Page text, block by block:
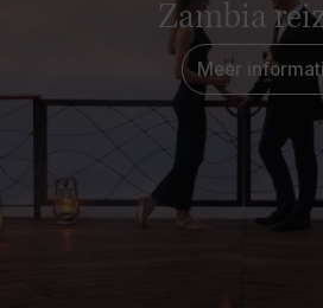
Zambia
Meer